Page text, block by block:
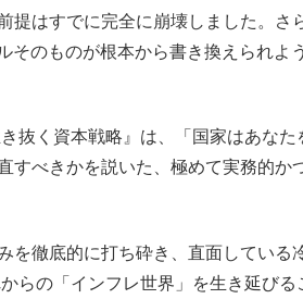
はすでに完全に崩壊しました。さ
そのものが根本から書き換えられよ
抜く資本戦略』は、「国家はあなた
すべきかを説いた、極めて実務的か
を徹底的に打ち砕き、直面している
らの「インフレ世界」を生き延びる